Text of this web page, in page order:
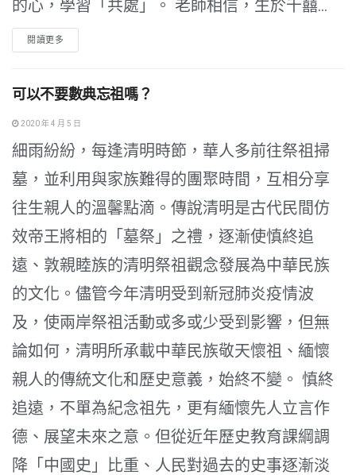
的心，學習「共處」。 老師相信，生於千囍...
閱讀更多
可以不要數典忘祖嗎？
2020 年 4 月 5 日
細雨紛紛，每逢清明時節，華人多前往祭祖掃
墓，並利用與家族難得的團聚時間，互相分享
往生親人的溫馨點滴。傳說清明是古代民間仿
效帝王將相的「墓祭」之禮，逐漸使慎終追
遠、敦親睦族的清明祭祖觀念發展為中華民族
的文化。儘管今年清明受到新冠肺炎疫情波
及，使兩岸祭祖活動或多或少受到影響，但無
論如何，清明所承載中華民族敬天懷祖、緬懷
親人的傳統文化和歷史意義，始終不變。 慎終
追遠，不單為紀念祖先，更有緬懷先人立言作
德、展望未來之意。但從近年歷史教育課綱調
降「中國史」比重、人民對過去的史事逐漸淡